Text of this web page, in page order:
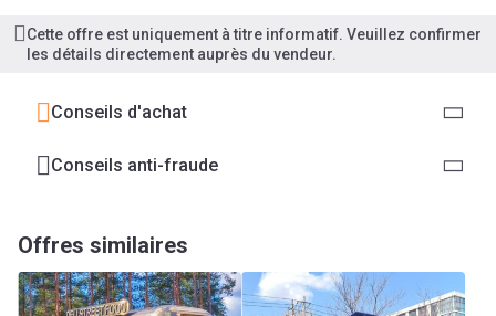
Cette offre est uniquement à titre informatif. Veuillez confirmer
les détails directement auprès du vendeur.
Conseils d'achat
Conseils anti-fraude
Offres similaires